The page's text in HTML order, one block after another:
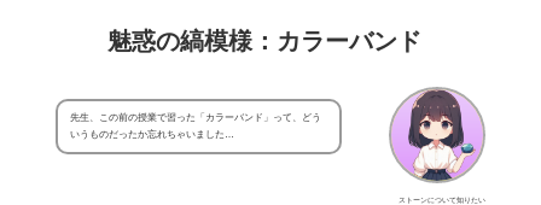
魅惑の縞模様：カラーバンド
ストーンについて知りたい
先生、この前の授業で習った「カラーバンド」って、どう
いうものだったか忘れちゃいました…